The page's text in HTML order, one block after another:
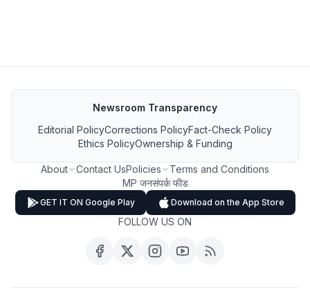
Newsroom Transparency
Editorial PolicyCorrections PolicyFact-Check Policy
Ethics PolicyOwnership & Funding
About Contact UsPolicies
Terms and Conditions
MP जनसंपर्क फीड
GET IT ON Google Play Download on the App Store
FOLLOW US ON